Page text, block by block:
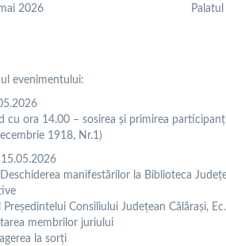
2026
evenimentului:
cu ora 14.00 – sosirea și primirea
1918, Nr.1)
manifestărilor la Biblioteca
Președintelui Consiliului Județean Călărași,
membrilor juriului
la sorți